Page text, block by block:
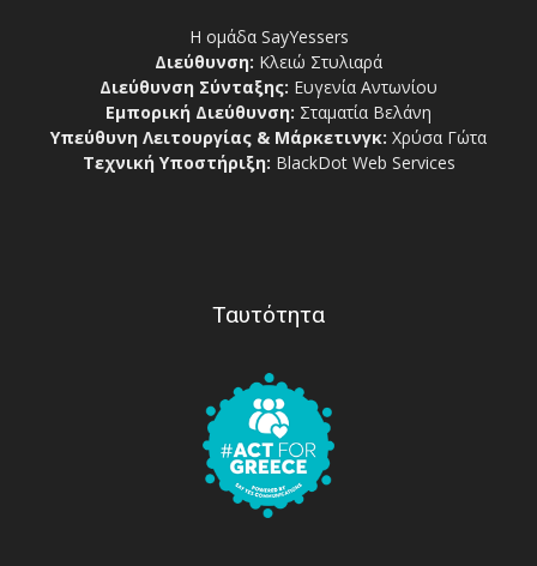
Η ομάδα SayYessers
Διεύθυνση: Κλειώ Στυλιαρά
Διεύθυνση Σύνταξης: Ευγενία Αντωνίου
Εμπορική Διεύθυνση: Σταματία Βελάνη
Υπεύθυνη Λειτουργίας & Μάρκετινγκ: Χρύσα Γώτα
Τεχνική Υποστήριξη: BlackDot Web Services
Ταυτότητα